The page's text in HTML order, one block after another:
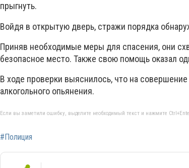
прыгнуть.
Войдя в открытую дверь, стражи порядка
Приняв необходимые меры для спасения, они
безопасное место. Также свою помощь оказал
В ходе проверки выяснилось, что на
алкогольного опьянения.
Если вы заметили ошибку, выделите необходимый текст и нажмите
#Полиция